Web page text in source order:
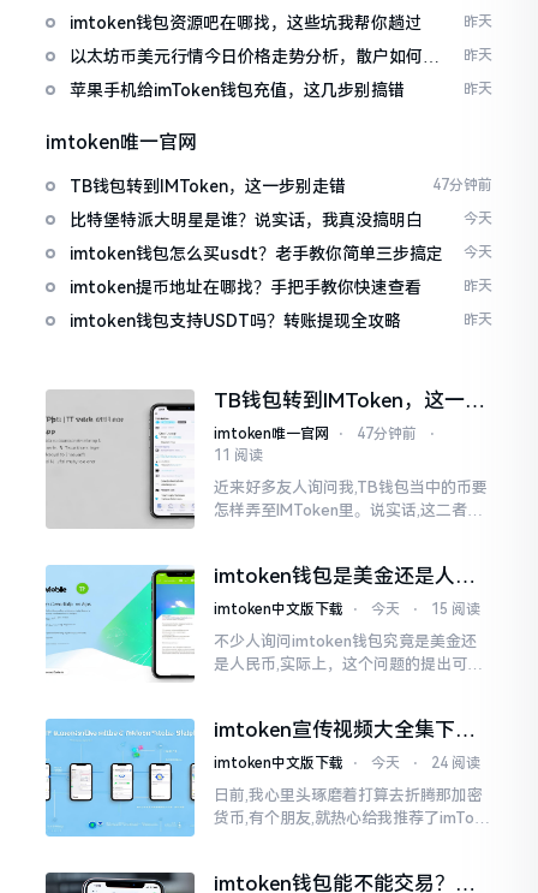
imtoken钱包资源吧在哪找，这些坑我帮你趟过 昨天
以太坊币美元行情今日价格走势分析，散户如何避
免追涨杀跌被套牢
昨天
苹果手机给imToken钱包充值，这几步别搞错 昨天
imtoken唯一官网
TB钱包转到IMToken，这一步别走错 47分钟前
比特堡特派大明星是谁？说实话，我真没搞明白 今天
imtoken钱包怎么买usdt？老手教你简单三步搞定 今天
imtoken提币地址在哪找？手把手教你快速查看 昨天
imtoken钱包支持USDT吗？转账提现全攻略 昨天
TB钱包转到IMToken，这一步
别走错
imtoken唯一官网 ⋅ 47分钟前
⋅
11 阅读
近来好多友人询问我,TB钱包当中的币要
怎样弄至IMToken里。说实话,这二者皆
就迷糊了
imtoken钱包是美金还是人民
币？其实它是个“多面手”
imtoken中文版下载 ⋅ 今天 ⋅ 15 阅读
不少人询问imtoken钱包究竟是美金还
是人民币,实际上，这个问题的提出可谓
一个“钱包”而已
imtoken宣传视频大全集下
载，新手看完就懂怎么用
imtoken中文版下载 ⋅ 今天 ⋅ 24 阅读
日前,我心里头琢磨着打算去折腾那加密
货币,有个朋友,就热心给我推荐了imTok
imtoken钱包能不能交易？一